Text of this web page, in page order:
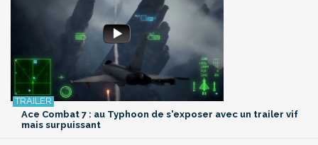
Ace Combat 7 : au Typhoon de s'exposer avec un trailer vif
mais surpuissant